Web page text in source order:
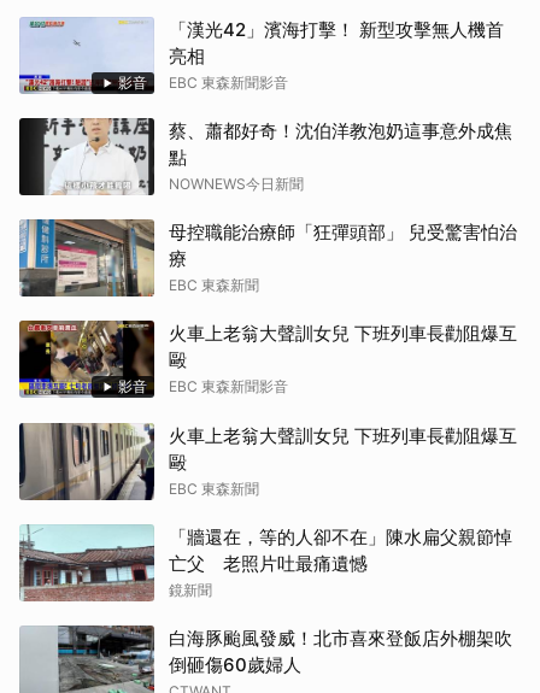
影音
「漢光42」濱海打擊！ 新型攻擊無人機首
亮相
EBC 東森新聞影音
蔡、蕭都好奇！沈伯洋教泡奶這事意外成焦
點
NOWNEWS今日新聞
母控職能治療師「狂彈頭部」 兒受驚害怕治
療
EBC 東森新聞
影音
火車上老翁大聲訓女兒 下班列車長勸阻爆互
毆
EBC 東森新聞影音
火車上老翁大聲訓女兒 下班列車長勸阻爆互
毆
EBC 東森新聞
「牆還在，等的人卻不在」陳水扁父親節悼
亡父 老照片吐最痛遺憾
鏡新聞
白海豚颱風發威！北市喜來登飯店外棚架吹
倒砸傷60歲婦人